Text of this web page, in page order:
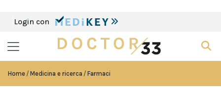
Login con
Home Medicina e ricerca Farmaci